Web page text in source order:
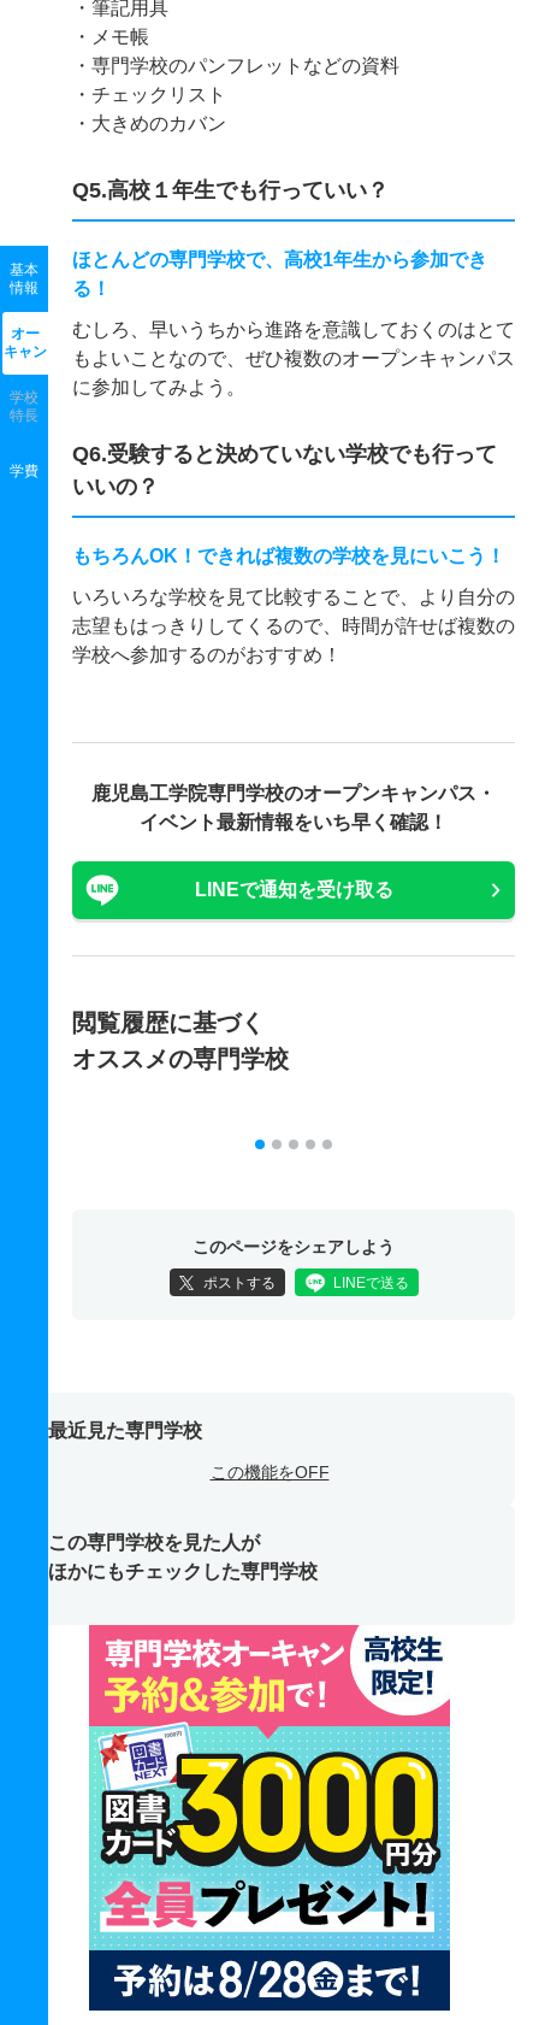
基本
情報
オー
キャン
学校
特長
学費
・筆記用具
・メモ帳
・専門学校のパンフレットなどの資料
・チェックリスト
・大きめのカバン
Q5.高校１年生でも行っていい？
ほとんどの専門学校で、高校1年生から参加でき
る！
むしろ、早いうちから進路を意識しておくのはとて
もよいことなので、ぜひ複数のオープンキャンパス
に参加してみよう。
Q6.受験すると決めていない学校でも行って
いいの？
もちろんOK！できれば複数の学校を見にいこう！
いろいろな学校を見て比較することで、より自分の
志望もはっきりしてくるので、時間が許せば複数の
学校へ参加するのがおすすめ！
鹿児島工学院専門学校のオープンキャンパス・
イベント最新情報をいち早く確認！
LINEで通知を受け取る
閲覧履歴に基づく
オススメの専門学校
このページをシェアしよう
ポストする LINEで送る
最近見た専門学校
この機能をOFF
この専門学校を見た人が
ほかにもチェックした専門学校